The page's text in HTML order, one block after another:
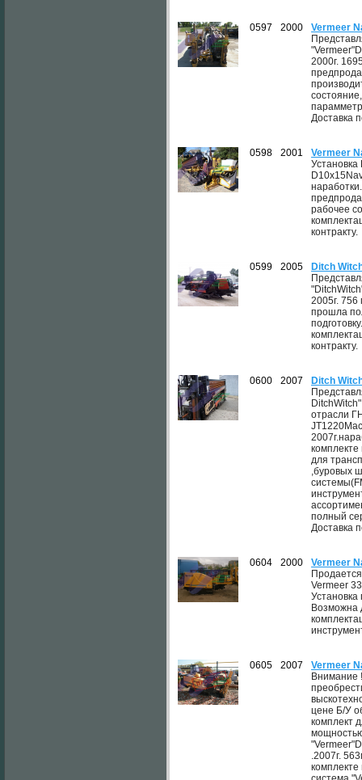
0597 2000
Vermeer
2000г.
Доставка
0598 2001
Vermeer
рабочее
контракту.
0599 2005
Ditch
2005г. 756
прошла
контракту.
0600 2007
Ditch
отрасли
для
,буровых
полный
Доставка
0604 2000
Vermeer
Vermeer
Установка
Возможна
0605 2007
Vermeer
Внимание
цене Б/У
комплект
.2007г.
комплекте